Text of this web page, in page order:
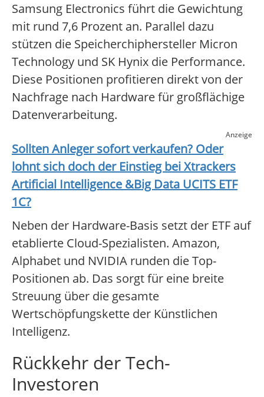
Samsung Electronics führt die Gewichtung
mit rund 7,6 Prozent an. Parallel dazu
stützen die Speicherchiphersteller Micron
Technology und SK Hynix die Performance.
Diese Positionen profitieren direkt von der
Nachfrage nach Hardware für großflächige
Datenverarbeitung.
Anzeige
Sollten Anleger sofort verkaufen? Oder
lohnt sich doch der Einstieg beiXtrackers
Artificial Intelligence &Big Data UCITS ETF
1C?
Neben der Hardware-Basis setzt der ETF auf
etablierte Cloud-Spezialisten. Amazon,
Alphabet und NVIDIA runden die Top-
Positionen ab. Das sorgt für eine breite
Streuung über die gesamte
Wertschöpfungskette der Künstlichen
Intelligenz.
Rückkehr der Tech-
Investoren